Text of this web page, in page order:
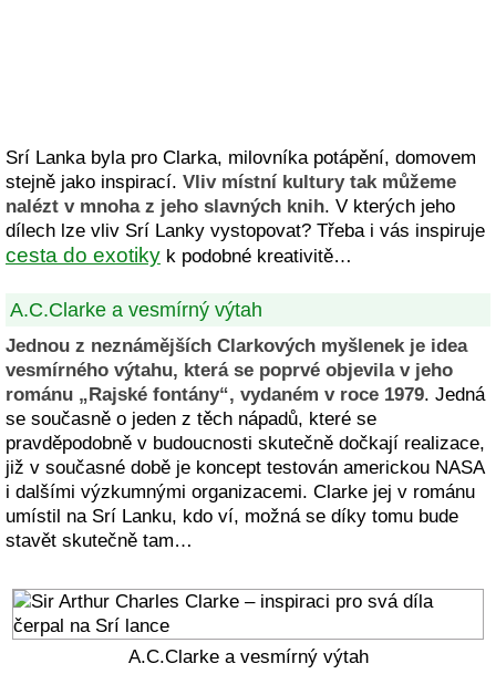
Srí Lanka byla pro Clarka, milovníka potápění, domovem
stejně jako inspirací. Vliv místní kultury tak můžeme
nalézt v mnoha z jeho slavných knih. V kterých jeho
dílech lze vliv Srí Lanky vystopovat? Třeba i vás inspiruje
cesta do exotiky k podobné kreativitě…
A.C.Clarke a vesmírný výtah
Jednou z neznámějších Clarkových myšlenek je idea
vesmírného výtahu, která se poprvé objevila v jeho
románu „Rajské fontány“, vydaném v roce 1979. Jedná
se současně o jeden z těch nápadů, které se
pravděpodobně v budoucnosti skutečně dočkají realizace,
již v současné době je koncept testován americkou NASA
i dalšími výzkumnými organizacemi. Clarke jej v románu
umístil na Srí Lanku, kdo ví, možná se díky tomu bude
stavět skutečně tam…
A.C.Clarke a vesmírný výtah